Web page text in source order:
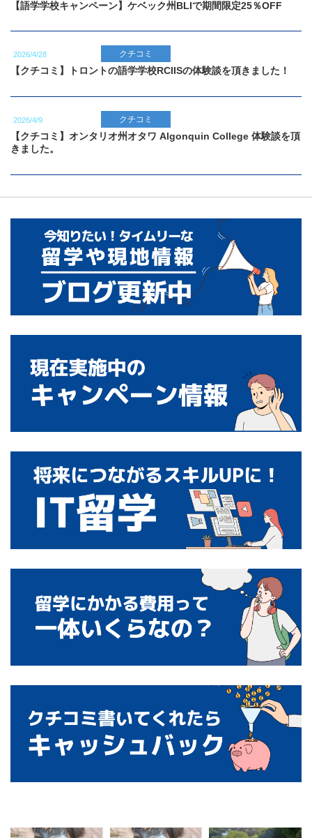
【語学学校キャンペーン】ケベック州BLIで期間限定25％OFF
2026/4/28 クチコミ
【クチコミ】トロントの語学学校RCIISの体験談を頂きました！
2026/4/9 クチコミ
【クチコミ】オンタリオ州オタワ Algonquin College 体験談を頂
きました。